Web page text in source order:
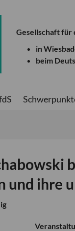
Gesellschaft für
in
beim
und ihre